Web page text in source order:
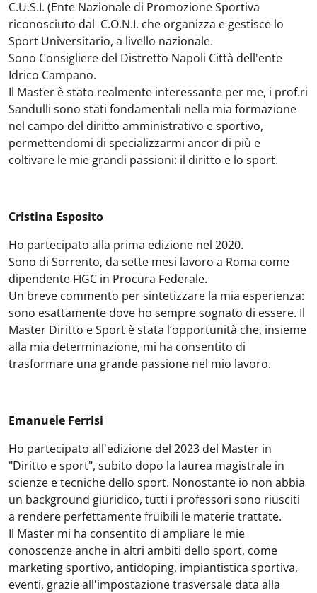
C.U.S.I. (Ente Nazionale di Promozione Sportiva
riconosciuto dal C.O.N.I. che organizza e gestisce lo
Sport Universitario, a livello nazionale.
Sono Consigliere del Distretto Napoli Città dell'ente
Idrico Campano.
Il Master è stato realmente interessante per me, i prof.ri
Sandulli sono stati fondamentali nella mia formazione
nel campo del diritto amministrativo e sportivo,
permettendomi di specializzarmi ancor di più e
coltivare le mie grandi passioni: il diritto e lo sport.
Cristina Esposito
Ho partecipato alla prima edizione nel 2020.
Sono di Sorrento, da sette mesi lavoro a Roma come
dipendente FIGC in Procura Federale.
Un breve commento per sintetizzare la mia esperienza:
sono esattamente dove ho sempre sognato di essere. Il
Master Diritto e Sport è stata l’opportunità che, insieme
alla mia determinazione, mi ha consentito di
trasformare una grande passione nel mio lavoro.
Emanuele Ferrisi
Ho partecipato all'edizione del 2023 del Master in
"Diritto e sport", subito dopo la laurea magistrale in
scienze e tecniche dello sport. Nonostante io non abbia
un background giuridico, tutti i professori sono riusciti
a rendere perfettamente fruibili le materie trattate.
Il Master mi ha consentito di ampliare le mie
conoscenze anche in altri ambiti dello sport, come
marketing sportivo, antidoping, impiantistica sportiva,
eventi, grazie all'impostazione trasversale data alla